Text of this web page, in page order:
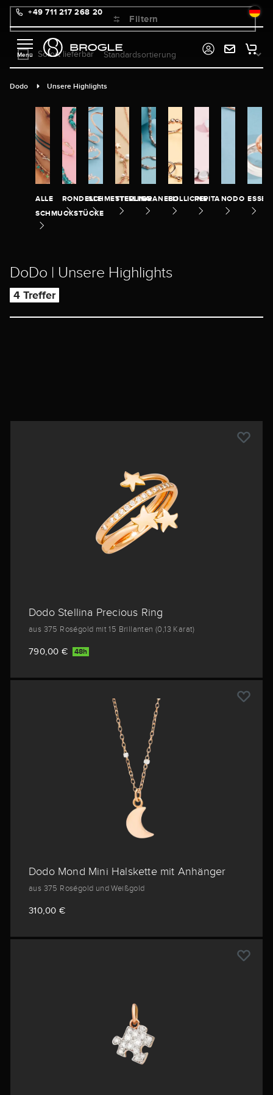
springen
+49 711 217 268 20
Dodo Unsere Highlights
ALLE
SCHMUCKSTÜCKE
RONDELLESCHMETTERLING
STELLINAGRANELLIBOLLICINEPEPITA NODO
DoDo | Unsere Highlights
4 Treffer
Filtern
Sofort lieferbar
Dodo Stellina Precious Ring
aus 375 Roségold mit 15 Brillanten (0,13 Karat)
790,00 € 48h
Dodo Mond Mini Halskette mit Anhänger
aus 375 Roségold und Weißgold
310,00 €